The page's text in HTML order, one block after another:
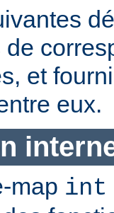
de
et
eux.
map int